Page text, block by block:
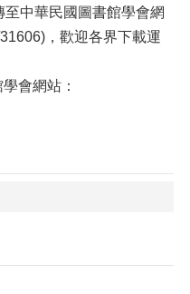
中華民國圖書館學會網
，歡迎各界下載運
會網站：